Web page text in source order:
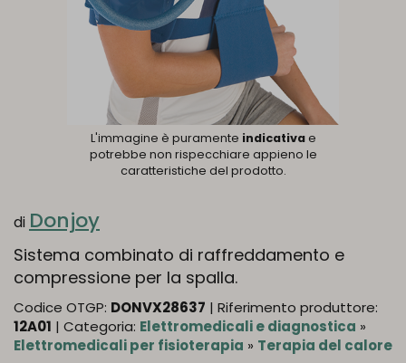
L'immagine è puramente indicativae
potrebbe non rispecchiare appieno le
caratteristiche del prodotto.
di Donjoy
Sistema combinato di raffreddamento e
compressione per la spalla.
Codice OTGP: DONVX28637 | Riferimento produttore:
12A01 | Categoria: Elettromedicali e diagnostica »
Elettromedicali per fisioterapia » Terapia del calore